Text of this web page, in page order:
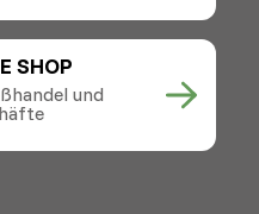
SHOP
und